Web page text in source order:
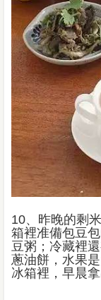
10、昨晚的剩
箱裡准備包豆
豆粥；冷藏裡
蔥油餅，水果
冰箱裡，早晨